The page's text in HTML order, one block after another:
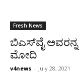
Fresh News
ಬಿಎಸ್‌ವೈ
ಮೋದಿ
v4news - July 28, 2021